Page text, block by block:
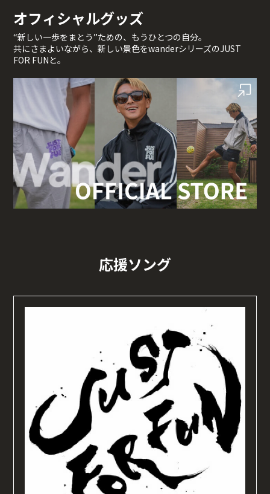
オフィシャルグッズ
“新しい一歩をまとう”ための、もうひとつの自分。
共にさまよいながら、新しい景色をwanderシリーズのJUST
FOR FUNと。
応援ソング